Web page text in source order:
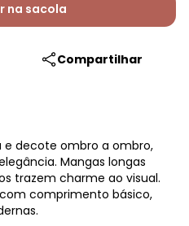
Quintess, até 07/08/2026.
na sacola
Compartilhar
decote ombro a ombro,
Mangas longas
trazem charme ao visual.
comprimento básico,